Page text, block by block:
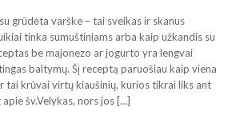
grūdėta varške – tai sveikas ir skanus
tinka sumuštiniams arba kaip užkandis su
be majonezo ar jogurto yra lengvai
baltymų. Šį receptą paruošiau kaip viena
tai krūvai virtų kiaušinių, kurios tikrai liks ant
šv.Velykas, nors jos […]